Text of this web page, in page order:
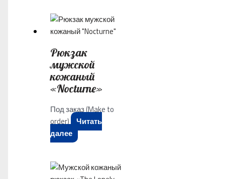
Рюкзак
мужской
кожаный
«Nocturne»
Под заказ (Make to
order) Читать
далее